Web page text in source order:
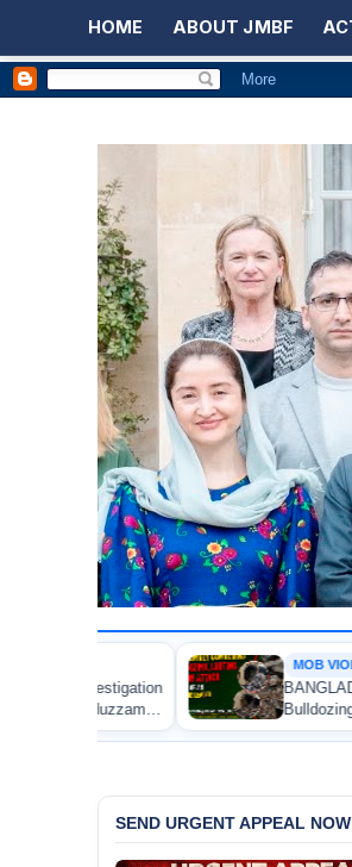
HOME ABOUT JMBF
BANGLADESH ALERT: JMBF Strongly
Bulldozing, Looting, and Arson Attack
an Awami League Leader in Patuakhali
SEND URGENT APPEAL NOW